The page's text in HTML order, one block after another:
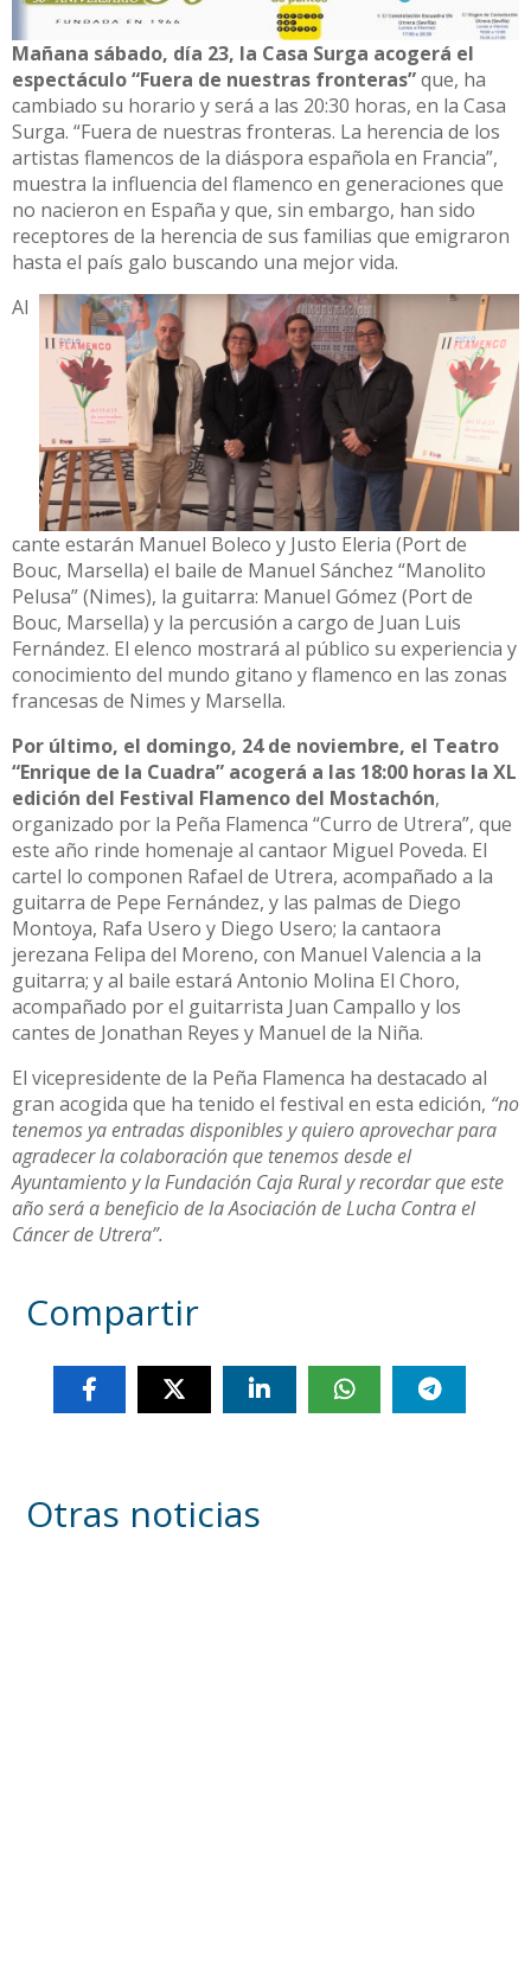
Mañana sábado, día 23, la Casa Surga acogerá el
espectáculo “Fuera de nuestras fronteras”que, ha
cambiado su horario y será a las 20:30 horas, en la Casa
Surga. “Fuera de nuestras fronteras. La herencia de los
artistas flamencos de la diáspora española en Francia”,
muestra la influencia del flamenco en generaciones que
no nacieron en España y que, sin embargo, han sido
receptores de la herencia de sus familias que emigraron
hasta el país galo buscando una mejor vida.
Al
cante estarán Manuel Boleco y Justo Eleria (Port de
Bouc, Marsella) el baile de Manuel Sánchez “Manolito
Pelusa” (Nimes), la guitarra: Manuel Gómez (Port de
Bouc, Marsella) y la percusión a cargo de Juan Luis
Fernández. El elenco mostrará al público su experiencia y
conocimiento del mundo gitano y flamenco en las zonas
francesas de Nimes y Marsella.
Por último, el domingo, 24 de noviembre, el Teatro
“Enrique de la Cuadra” acogerá a las 18:00 horas la XL
edición del Festival Flamenco del Mostachón,
organizado por la Peña Flamenca “Curro de Utrera”, que
este año rinde homenaje al cantaor Miguel Poveda. El
cartel lo componen Rafael de Utrera, acompañado a la
guitarra de Pepe Fernández, y las palmas de Diego
Montoya, Rafa Usero y Diego Usero; la cantaora
jerezana Felipa del Moreno, con Manuel Valencia a la
guitarra; y al baile estará Antonio Molina El Choro,
acompañado por el guitarrista Juan Campallo y los
cantes de Jonathan Reyes y Manuel de la Niña.
El vicepresidente de la Peña Flamenca ha destacado al
gran acogida que ha tenido el festival en esta edición, “no
tenemos ya entradas disponibles y quiero aprovechar para
agradecer la colaboración que tenemos desde el
Ayuntamiento y la Fundación Caja Rural y recordar que este
año será a beneficio de la Asociación de Lucha Contra el
Cáncer de Utrera”.
Compartir
Otras noticias